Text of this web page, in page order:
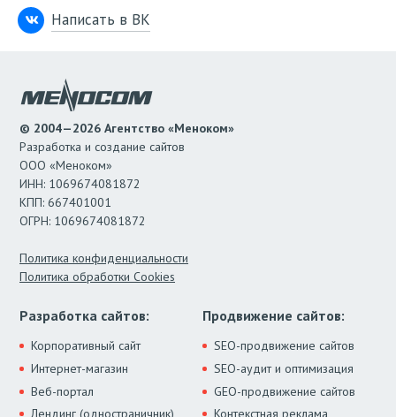
Написать в ВК
© 2004—2026 Агентство «Меноком»
Разработка и создание сайтов
ООО «Меноком»
ИНН: 1069674081872
КПП: 667401001
ОГРН: 1069674081872
Политика конфиденциальности
Политика обработки Cookies
Разработка сайтов:
Корпоративный сайт
Интернет-магазин
Веб-портал
Лендинг (одностраничник)
Продвижение сайтов:
SEO-продвижение сайтов
SEO-аудит и оптимизация
GEO-продвижение сайтов
Контекстная реклама